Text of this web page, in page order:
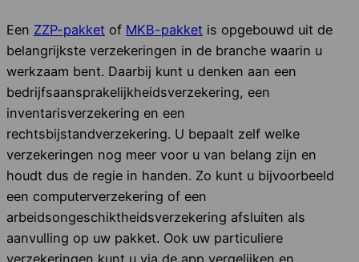
Een ZZP-pakket of MKB-pakket is opgebouwd uit de
belangrijkste verzekeringen in de branche waarin u
werkzaam bent. Daarbij kunt u denken aan een
bedrijfsaansprakelijkheidsverzekering, een
inventarisverzekering en een
rechtsbijstandverzekering. U bepaalt zelf welke
verzekeringen nog meer voor u van belang zijn en
houdt dus de regie in handen. Zo kunt u bijvoorbeeld
een computerverzekering of een
arbeidsongeschiktheidsverzekering afsluiten als
aanvulling op uw pakket. Ook uw particuliere
verzekeringen kunt u via de app vergelijken en